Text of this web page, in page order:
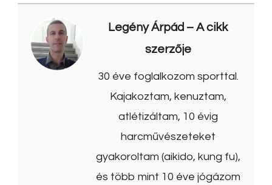
Legény Árpád – A cikk
szerzője
30 éve foglalkozom sporttal.
Kajakoztam, kenuztam,
atlétizáltam, 10 évig
harcművészeteket
gyakoroltam (aikido, kung fu),
és több mint 10 éve jógázom